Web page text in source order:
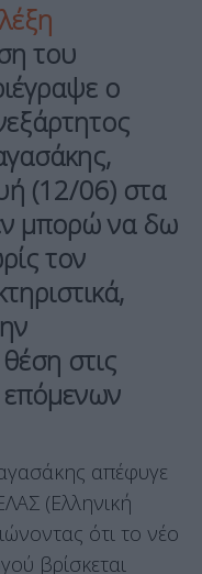
του
ο
(12/06) στα
μπορώ να δω
τον
στις
επόμενων
απέφυγε
(Ελληνική
ότι το νέο
βρίσκεται